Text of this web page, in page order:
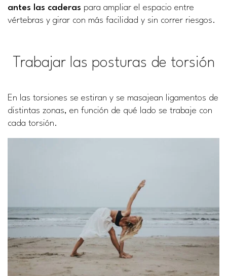
antes las caderas para ampliar el espacio entre
vértebras y girar con más facilidad y sin correr riesgos.
Trabajar las posturas de torsión
En las torsiones se estiran y se masajean ligamentos de
distintas zonas, en función de qué lado se trabaje con
cada torsión.